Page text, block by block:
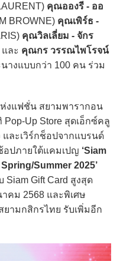
คุณอองรี - ออ
BROWNE) คุณเพิร์ธ -
คุณวิลเลี่ยม - จักร
และ คุณกร วรรณไพโรจน์
างแบบกว่า 100 คน ร่วม
แฟชั่น สยามพารากอน
Up Store สุดเอ็กซ์คลู
ละเวิร์กช็อปจากแบรนด์
ปภายใต้แคมเปญ ‘Siam
Summer 2025’
Siam Gift Card สูงสุด
คม 2568 และพิเศษ
ยามกสิกรไทย รับเพิ่มอีก